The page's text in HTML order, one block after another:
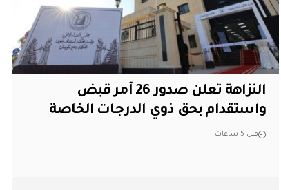
النزاهة تعلن صدور 26 أمر قبض
واستقدام بحق ذوي الدرجات الخاصة
قبل 5 ساعات